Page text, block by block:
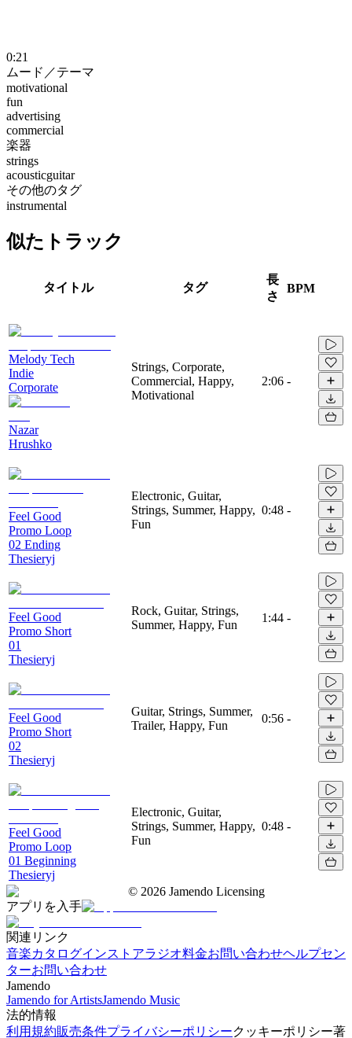
0:21
ムード／テーマ
motivational
fun
advertising
commercial
楽器
strings
acousticguitar
その他のタグ
instrumental
似たトラック
タイトル タグ
長
さ
BPM
Melody Tech
Indie
Corporate
Nazar
Hrushko
Strings, Corporate,
Commercial, Happy,
Motivational
2:06 -
Feel Good
Promo Loop
02 Ending
Thesieryj
Electronic, Guitar,
Strings, Summer, Happy,
Fun
0:48 -
Feel Good
Promo Short
01
Thesieryj
Rock, Guitar, Strings,
Summer, Happy, Fun
1:44 -
Feel Good
Promo Short
02
Thesieryj
Guitar, Strings, Summer,
Trailer, Happy, Fun
0:56 -
Feel Good
Promo Loop
01 Beginning
Thesieryj
Electronic, Guitar,
Strings, Summer, Happy,
Fun
0:48 -
© 2026 Jamendo Licensing
アプリを入手
関連リンク
音楽カタログインストアラジオ料金お問い合わせヘルプセン
ターお問い合わせ
Jamendo
Jamendo for ArtistsJamendo Music
法的情報
利用規約販売条件プライバシーポリシークッキーポリシー著